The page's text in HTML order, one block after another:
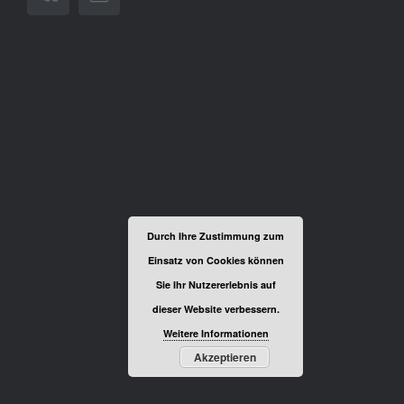
Durch Ihre Zustimmung zum
Einsatz von Cookies können
Sie Ihr Nutzererlebnis auf
dieser Website verbessern.
Weitere Informationen
Akzeptieren